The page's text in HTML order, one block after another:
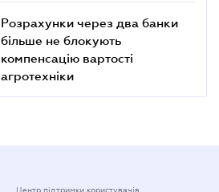
Розрахунки через два банки
більше не блокують
компенсацію вартості
агротехніки
Центр підтримки користувачів